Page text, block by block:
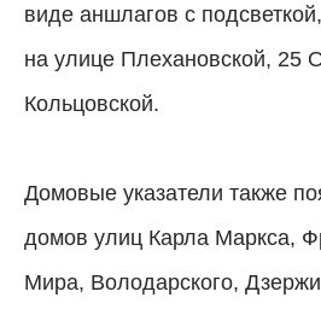
виде аншлагов с
на улице Плехановской, 25
Кольцовской.
Домовые указатели также
домов улиц Карла Маркса,
Мира, Володарского,